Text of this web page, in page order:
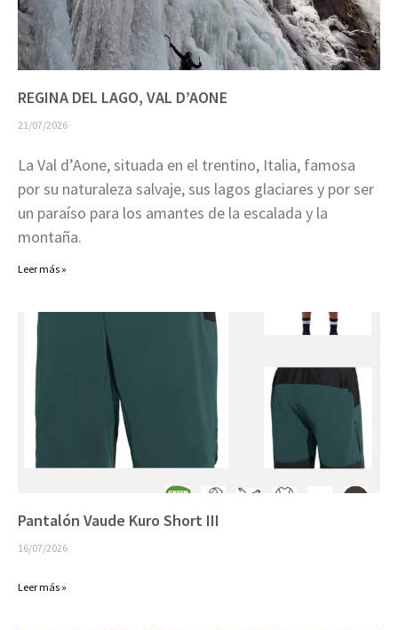
REGINA DEL LAGO, VAL D’AONE
21/07/2026
La Val d’Aone, situada en el trentino, Italia, famosa
por su naturaleza salvaje, sus lagos glaciares y por ser
un paraíso para los amantes de la escalada y la
montaña.
Leer más »
Pantalón Vaude Kuro Short III
16/07/2026
Leer más »